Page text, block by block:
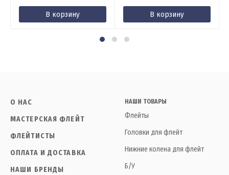
В корзину В корзину
О НАС
МАСТЕРСКАЯ ФЛЕЙТ
ФЛЕЙТИСТЫ
ОПЛАТА И ДОСТАВКА
НАШИ БРЕНДЫ
НАШИ ТОВАРЫ
Флейты
Головки для флейт
Нижние колена для флейт
Б/У